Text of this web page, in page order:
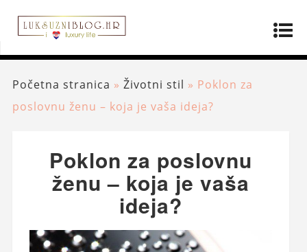
Početna stranica » Životni stil » Poklon za
poslovnu ženu – koja je vaša ideja?
Poklon za poslovnu
ženu – koja je vaša
ideja?